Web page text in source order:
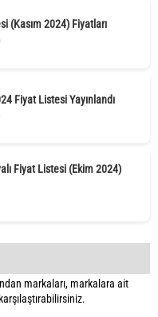
(Kasım 2024) Fiyatları
Fiyat Listesi Yayınlandı
Fiyat Listesi (Ekim 2024)
markaları, markalara ait